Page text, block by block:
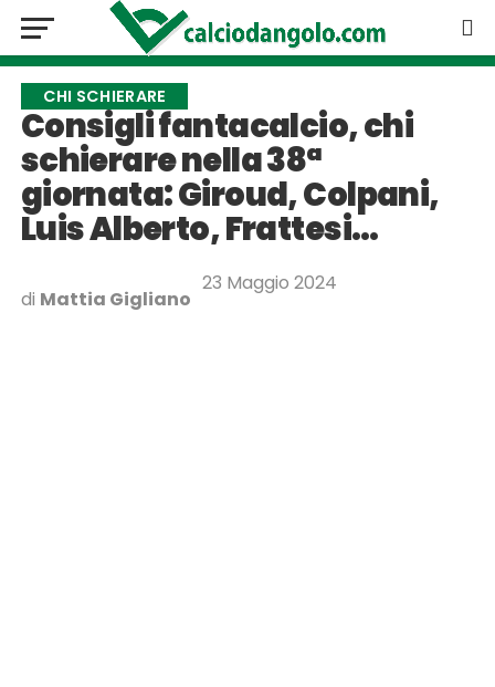
CHI SCHIERARE
Consigli fantacalcio, chi
schierare nella 38ª
giornata: Giroud, Colpani,
Luis Alberto, Frattesi…
di Mattia Gigliano
23 Maggio 2024